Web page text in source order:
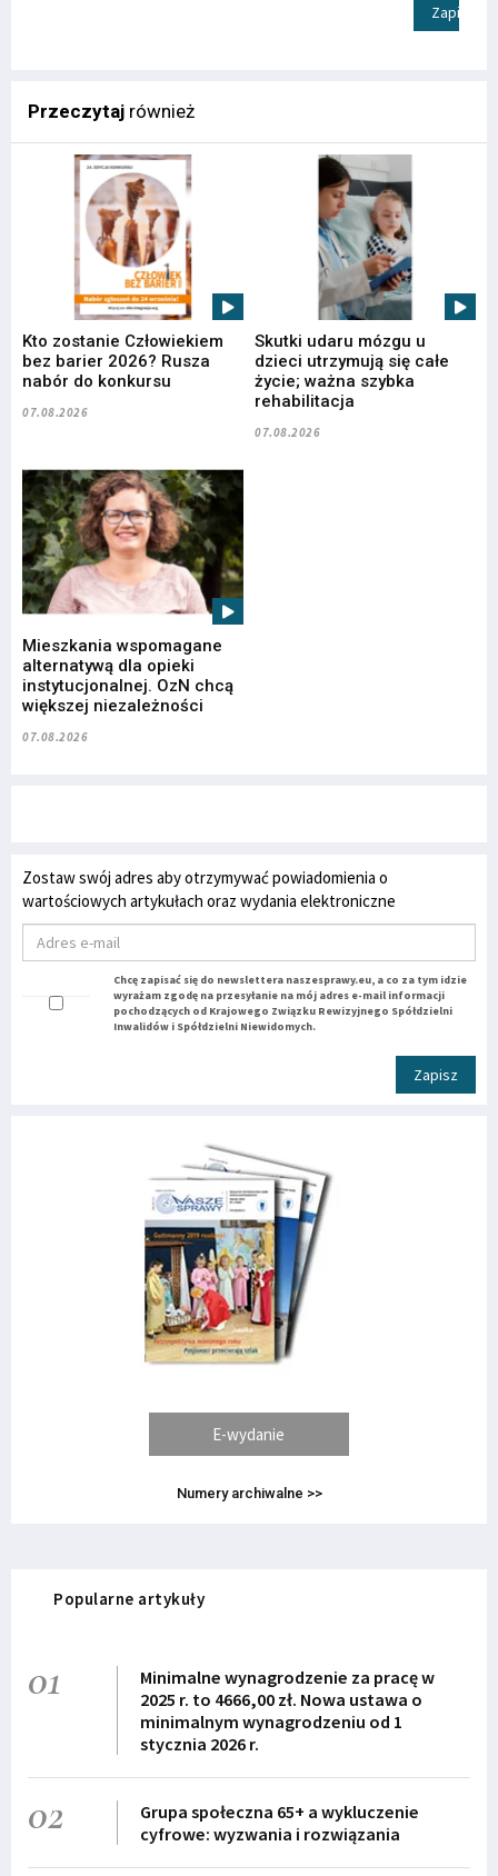
Zapisz
Przeczytaj również
Kto zostanie Człowiekiem
bez barier 2026? Rusza
nabór do konkursu
07.08.2026
Skutki udaru mózgu u
dzieci utrzymują się całe
życie; ważna szybka
rehabilitacja
07.08.2026
Mieszkania wspomagane
alternatywą dla opieki
instytucjonalnej. OzN chcą
większej niezależności
07.08.2026
Zostaw swój adres aby otrzymywać powiadomienia o
wartościowych artykułach oraz wydania elektroniczne
Chcę zapisać się do newslettera naszesprawy.eu, a co za tym idzie
wyrażam zgodę na przesyłanie na mój adres e-mail informacji
pochodzących od Krajowego Związku Rewizyjnego Spółdzielni
Inwalidów i Spółdzielni Niewidomych.
Zapisz
E-wydanie
Numery archiwalne >>
Popularne artykuły
01
Minimalne wynagrodzenie za pracę w
2025 r. to 4666,00 zł. Nowa ustawa o
minimalnym wynagrodzeniu od 1
stycznia 2026 r.
02
Grupa społeczna 65+ a wykluczenie
cyfrowe: wyzwania i rozwiązania